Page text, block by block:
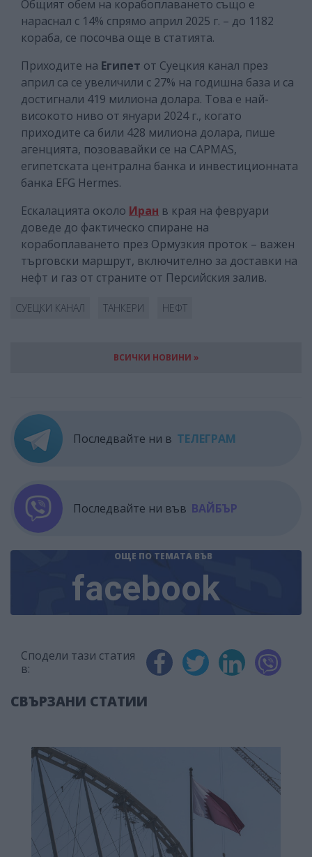
Общият обем на корабоплаването също е
нараснал с 14% спрямо април 2025 г. – до 1182
кораба, се посочва още в статията.
Приходите на Египет от Суецкия канал през
април са се увеличили с 27% на годишна база и са
достигнали 419 милиона долара. Това е най-
високото ниво от януари 2024 г., когато
приходите са били 428 милиона долара, пише
агенцията, позовавайки се на CAPMAS,
египетската централна банка и инвестиционната
банка EFG Hermes.
Ескалацията около Иран в края на февруари
доведе до фактическо спиране на
корабоплаването през Ормузкия проток – важен
търговски маршрут, включително за доставки на
нефт и газ от страните от Персийския залив.
СУЕЦКИ КАНАЛ ТАНКЕРИ НЕФТ
ВСИЧКИ НОВИНИ »
Последвайте ни в ТЕЛЕГРАМ
Последвайте ни във ВАЙБЪР
ОЩЕ ПО ТЕМАТА ВЪВ
facebook
Сподели тази статия
в:
СВЪРЗАНИ СТАТИИ